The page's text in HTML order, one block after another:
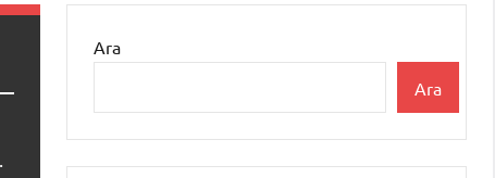
Ara
Ara